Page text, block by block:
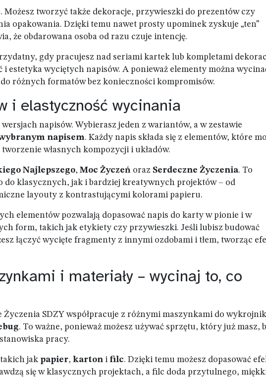
Możesz tworzyć także dekoracje, przywieszki do prezentów czy
opakowania. Dzięki temu nawet prosty upominek zyskuje „ten”
że obdarowana osoba od razu czuje intencję.
gdy pracujesz nad seriami kartek lub kompletami
i estetyka wyciętych napisów. A ponieważ elementy można
do różnych formatów bez konieczności kompromisów.
i elastyczność wycinania
napisów. Wybierasz jeden z wariantów, a w zestawie
napisem. Każdy napis składa się z elementów, które
własnych kompozycji i układów.
Najlepszego, Moc Życzeń oraz Serdeczne Życzenia. To
do klasycznych, jak i bardziej kreatywnych projektów – od
layouty z kontrastującymi kolorami papieru.
elementów pozwalają dopasować napis do karty w pionie i w
form, takich jak etykiety czy przywieszki. Jeśli lubisz budować
łączyć wycięte fragmenty z innymi ozdobami i tłem, tworząc
i materiały – wycinaj to, co
SDZY współpracuje z różnymi maszynkami do
. To ważne, ponieważ możesz używać sprzętu, który już masz,
pracy.
jak papier, karton i filc. Dzięki temu możesz dopasować
się w klasycznych projektach, a filc doda przytulnego,